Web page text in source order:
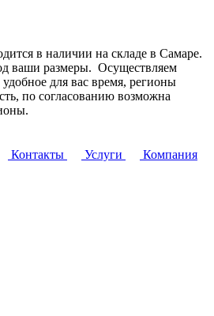
в наличии на складе в Самаре.
ваши размеры. Осуществляем
для вас время, регионы
по согласованию возможна
Контакты Услуги
Компания